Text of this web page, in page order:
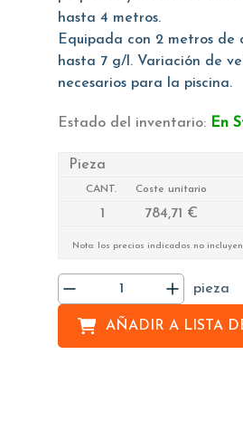
hasta 4 metros.
Equipada con 2 metros
hasta 7 g/l. Variación de
necesarios para la piscina.
Estado del inventario: En
Pieza
CANT. Coste unitario
1 784,71 €
Nota: los precios indicados no
pieza
AÑADIR ALISTA